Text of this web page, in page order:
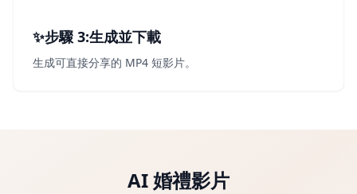
3
✨步驟 3:生成並下載
生成可直接分享的 MP4 短影片。
AI 婚禮影片